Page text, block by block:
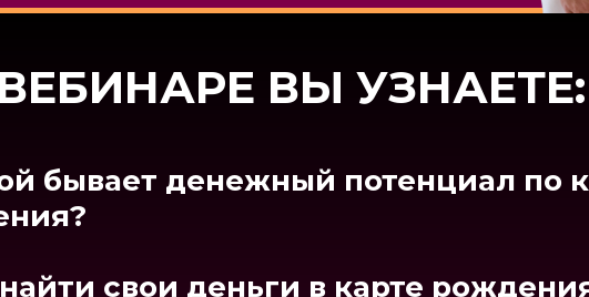
в 2023 в мире, как это связано
и долго ли будет весь этот
происходит
вы будете
бывает денежный потенциал по
свои деньги в карте
ВЫ УЗНАЕТЕ: